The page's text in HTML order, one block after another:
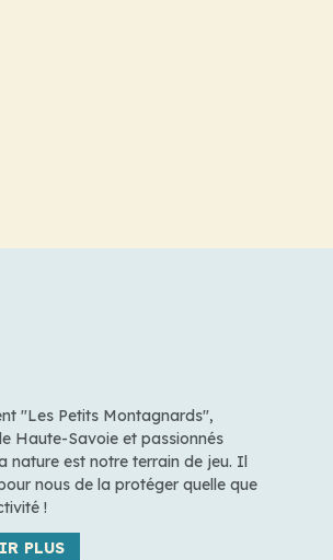
"Les Petits Montagnards",
Haute-Savoie et passionnés
nature est notre terrain de jeu. Il
nous de la protéger quelle que
!
PLUS